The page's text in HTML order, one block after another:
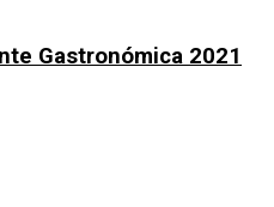
Gastronómica 2021